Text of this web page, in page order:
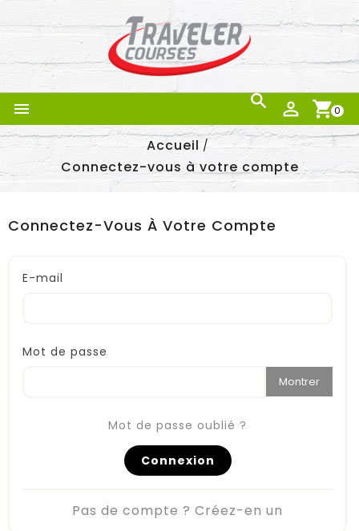
 0


Accueil
Connectez-vous à votre compte
Connectez-Vous À Votre Compte
E-mail
Mot de passe
Montrer
Mot de passe oublié ?
Connexion
Pas de compte ? Créez-en un